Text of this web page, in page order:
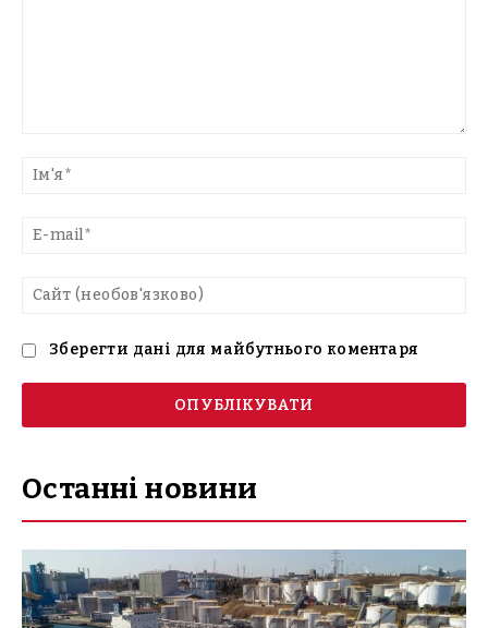
текст
Зберегти дані для майбутнього коментаря
Останні новини